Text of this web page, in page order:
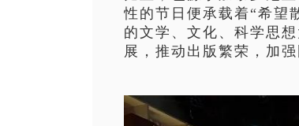
性的节日便承载着“希
的文学、文化、科学思
展，推动出版繁荣，加